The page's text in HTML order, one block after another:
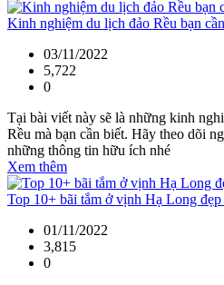
Kinh nghiệm du lịch đảo Rều bạn
03/11/2022
5,722
0
Tại bài viết này sẽ là những kinh
Rều mà bạn cần biết. Hãy theo dõi
những thông tin hữu ích nhé
Xem thêm
Top 10+ bãi tắm ở vịnh Hạ Long đẹp
01/11/2022
3,815
0